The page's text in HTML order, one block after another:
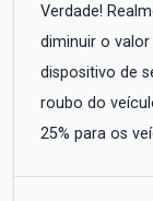
Verdade!
diminuir o
dispositivo de
roubo do
25% para os